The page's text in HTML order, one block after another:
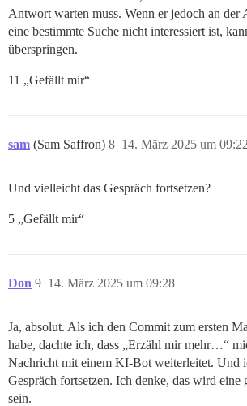
Antwort warten muss. Wenn er jedoch an
eine bestimmte Suche nicht interessiert ist,
überspringen.
11 „Gefällt mir“
sam (Sam Saffron) 14. März 2025 um 09:22
8
Und vielleicht das Gespräch fortsetzen?
5 „Gefällt mir“
Don 14. März 2025 um 09:28
9
Ja, absolut. Als ich den Commit zum ersten
habe, dachte ich, dass „Erzähl mir mehr…“
Nachricht mit einem KI-Bot weiterleitet. Und
Gespräch fortsetzen. Ich denke, das wird eine
sein.